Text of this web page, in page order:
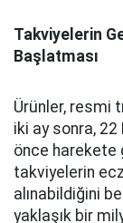
Takviyelerin
Başlatması
Ürünler, resmi
iki ay sonra, 22
önce harekete
takviyelerin
alınabildiğini
yaklaşık bir